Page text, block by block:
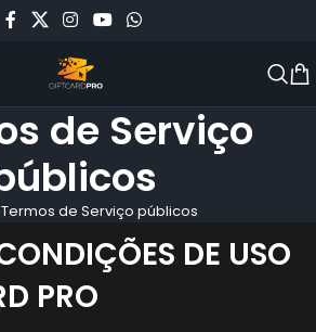
de Serviço
Termos de Serviço públicos
DE USO
PRO